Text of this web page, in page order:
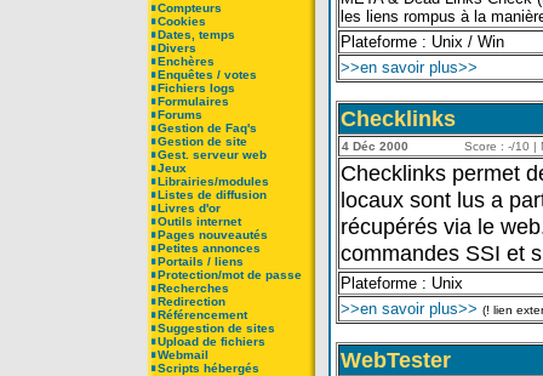
Compteurs
Cookies
Dates, temps
Divers
Enchères
Enquêtes / votes
Fichiers logs
Formulaires
Forums
Gestion de Faq's
Gestion de site
Gest. serveur web
Jeux
Librairies/modules
Listes de diffusion
Livres d'or
Outils internet
Pages nouveautés
Petites annonces
Portails / liens
Protection/mot de passe
Recherches
Redirection
Référencement
Suggestion de sites
Upload de fichiers
Webmail
Scripts hébergés
les liens rompus à la
Plateforme : Unix / Win
>>en savoir plus>>
Checklinks
4 Déc 2000 Score : -/10 |
Checklinks permet
locaux sont lus a
récupérés via le
commandes SSI et
Plateforme : Unix
>>en savoir plus>> (! lien
WebTester